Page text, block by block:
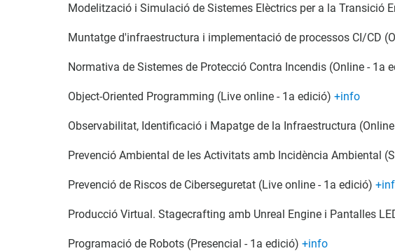
Modelització i Simulació de Sistemes Elèctrics per a la Transició
Muntatge d'infraestructura i implementació de processos CI/CD
Normativa de Sistemes de Protecció Contra Incendis (Online - 1a
Object-Oriented Programming (Live online - 1a edició) +info
Observabilitat, Identificació i Mapatge de la Infraestructura
Prevenció Ambiental de les Activitats amb Incidència Ambiental
Prevenció de Riscos de Ciberseguretat (Live online - 1a edició)
Producció Virtual. Stagecrafting amb Unreal Engine i Pantalles
Programació de Robots (Presencial - 1a edició) +info